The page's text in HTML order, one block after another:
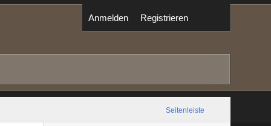
Anmelden Registrieren
Seitenleiste